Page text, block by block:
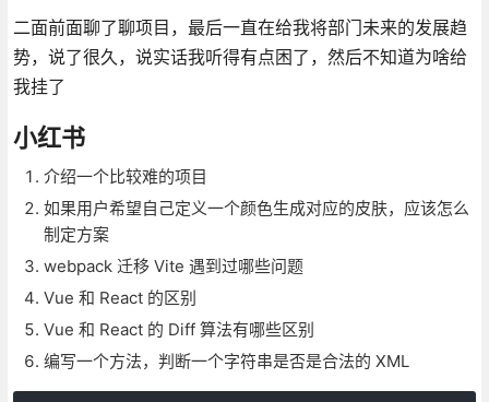
二面前面聊了聊项目，最后一直在给我将部门未来的发展趋
势，说了很久，说实话我听得有点困了，然后不知道为啥给
我挂了
小红书
介绍一个比较难的项目
如果用户希望自己定义一个颜色生成对应的皮肤，应该怎么
制定方案
webpack 迁移 Vite 遇到过哪些问题
Vue 和 React 的区别
Vue 和 React 的 Diff 算法有哪些区别
编写一个方法，判断一个字符串是否是合法的 XML